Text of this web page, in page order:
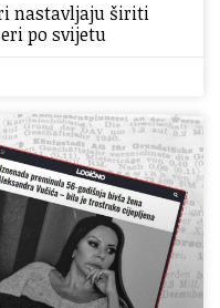
nastavljaju širiti
po svijetu